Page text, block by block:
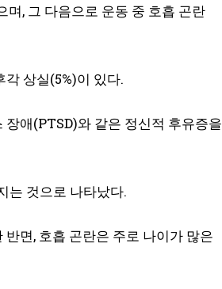
며, 그 다음으로 운동 중 호흡 곤란
각 상실(5%)이 있다.
애(PTSD)와 같은 정신적 후유증을
는 것으로 나타났다.
면, 호흡 곤란은 주로 나이가 많은